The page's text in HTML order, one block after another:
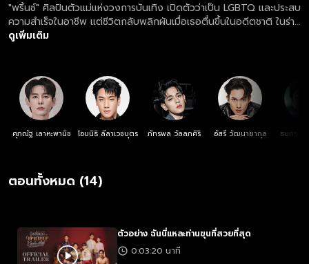
"พริ้นซ์" ศิลปินตัวแม่แห่งวงการบันเทิง เปิดตัวว่าเป็น LGBTQ และประสบ
ความสำเร็จในอาชีพ แต่ชีวิตกลับพลิกผันเมื่อเธอตื่นขึ้นในอดีตชาติ ในร่าง
ของ "ขุนวรเดช" ชายหนุ่มที่ต้องปกปิดตัวตนเพราะรักเพศเดียวกันเป็น
ตนของวรเดชและคนรักลับ
ดูเพิ่มเติม
ศุภณัฐ เลาหะพานิช โอบนิธิ ลีลาเวชบุตร ภัทรพล วัลลภศิริ อัสรี วัฒนายากุล ธนกร เ
ตอนทั้งหมด (14)
ตัวอย่าง ฉันนี่แหละท่านขุนที่สวยที่สุด
0:03:20 นาที